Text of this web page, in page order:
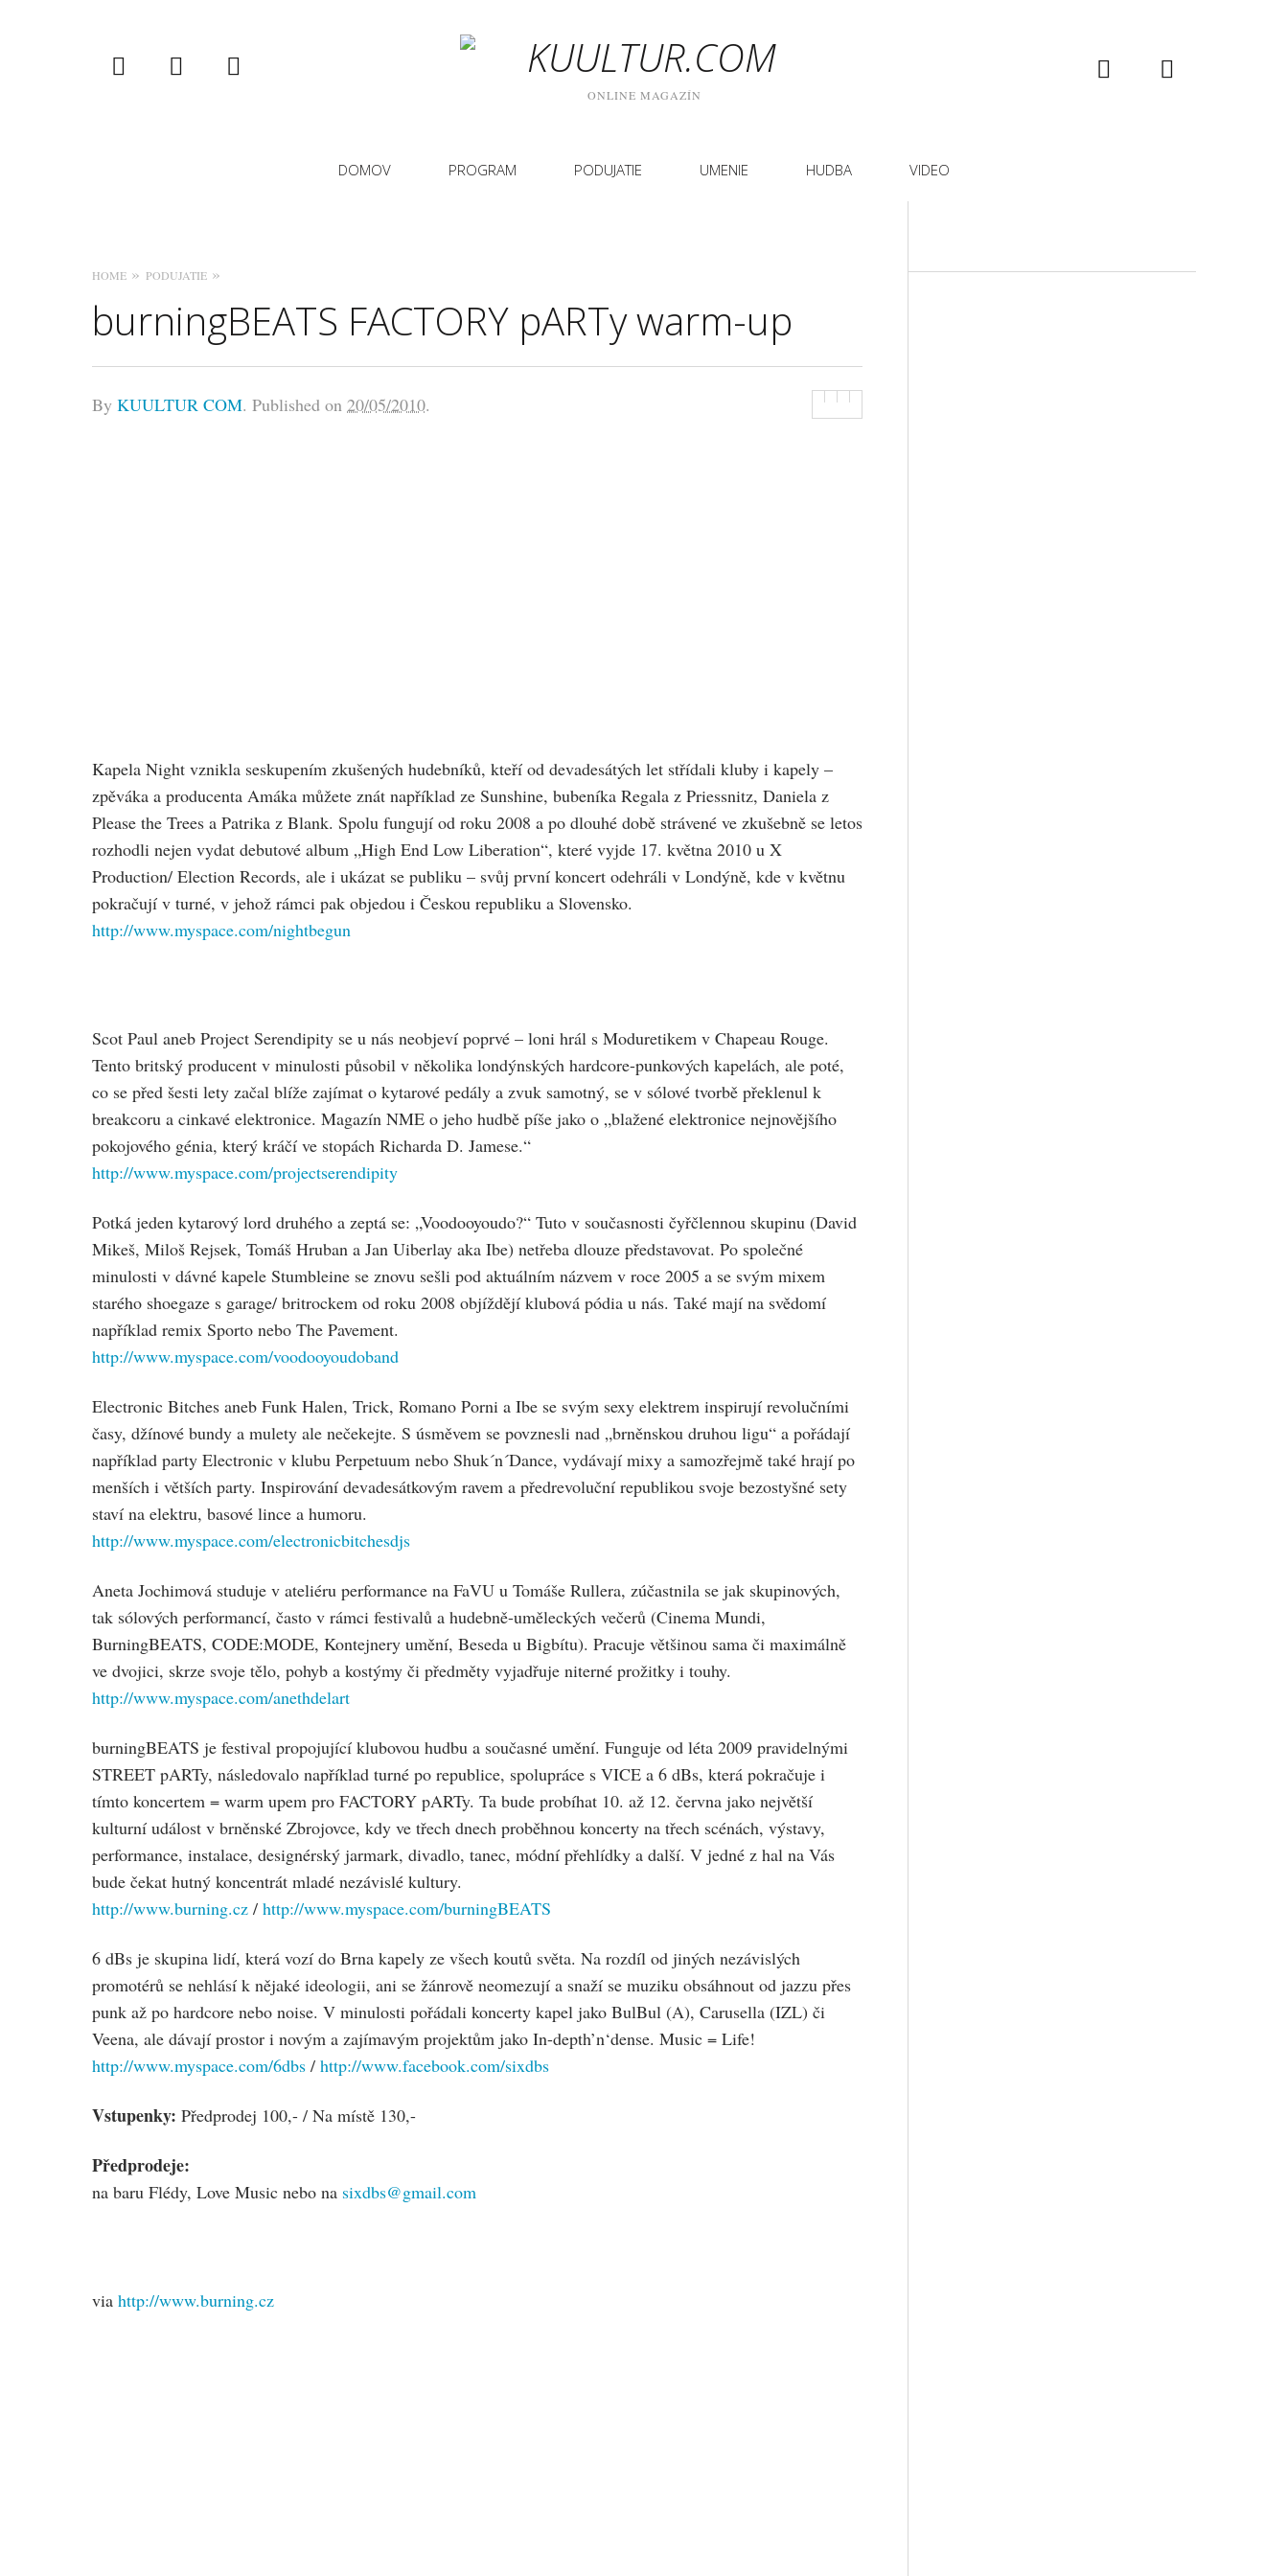
instagramfacebook
ONLINE MAGAZÍN
DOMOV PROGRAM PODUJATIE UMENIE HUDBA VIDEO
HOME PODUJATIE
burningBEATS FACTORY pARTy warm-up
By KUULTUR COM. Published on 20/05/2010.
Kapela Night vznikla seskupením zkušených hudebníků, kteří od devadesátých let střídali kluby i kapely –
zpěváka a producenta Amáka můžete znát například ze Sunshine, bubeníka Regala z Priessnitz, Daniela z
Please the Trees a Patrika z Blank. Spolu fungují od roku 2008 a po dlouhé době strávené ve zkušebně se letos
rozhodli nejen vydat debutové album „High End Low Liberation“, které vyjde 17. května 2010 u X
Production/ Election Records, ale i ukázat se publiku – svůj první koncert odehráli v Londýně, kde v květnu
pokračují v turné, v jehož rámci pak objedou i Českou republiku a Slovensko.
http://www.myspace.com/nightbegun
Scot Paul aneb Project Serendipity se u nás neobjeví poprvé – loni hrál s Moduretikem v Chapeau Rouge.
Tento britský producent v minulosti působil v několika londýnských hardcore-punkových kapelách, ale poté,
co se před šesti lety začal blíže zajímat o kytarové pedály a zvuk samotný, se v sólové tvorbě překlenul k
breakcoru a cinkavé elektronice. Magazín NME o jeho hudbě píše jako o „blažené elektronice nejnovějšího
pokojového génia, který kráčí ve stopách Richarda D. Jamese.“
http://www.myspace.com/projectserendipity
Potká jeden kytarový lord druhého a zeptá se: „Voodooyoudo?“ Tuto v současnosti čyřčlennou skupinu (David
Mikeš, Miloš Rejsek, Tomáš Hruban a Jan Uiberlay aka Ibe) netřeba dlouze představovat. Po společné
minulosti v dávné kapele Stumbleine se znovu sešli pod aktuálním názvem v roce 2005 a se svým mixem
starého shoegaze s garage/ britrockem od roku 2008 objíždějí klubová pódia u nás. Také mají na svědomí
například remix Sporto nebo The Pavement.
http://www.myspace.com/voodooyoudoband
Electronic Bitches aneb Funk Halen, Trick, Romano Porni a Ibe se svým sexy elektrem inspirují revolučními
časy, džínové bundy a mulety ale nečekejte. S úsměvem se povznesli nad „brněnskou druhou ligu“ a pořádají
například party Electronic v klubu Perpetuum nebo Shuk´n´Dance, vydávají mixy a samozřejmě také hrají po
menších i větších party. Inspirování devadesátkovým ravem a předrevoluční republikou svoje bezostyšné sety
staví na elektru, basové lince a humoru.
http://www.myspace.com/electronicbitchesdjs
Aneta Jochimová studuje v ateliéru performance na FaVU u Tomáše Rullera, zúčastnila se jak skupinových,
tak sólových performancí, často v rámci festivalů a hudebně-uměleckých večerů (Cinema Mundi,
BurningBEATS, CODE:MODE, Kontejnery umění, Beseda u Bigbítu). Pracuje většinou sama či maximálně
ve dvojici, skrze svoje tělo, pohyb a kostýmy či předměty vyjadřuje niterné prožitky i touhy.
http://www.myspace.com/anethdelart
burningBEATS je festival propojující klubovou hudbu a současné umění. Funguje od léta 2009 pravidelnými
STREET pARTy, následovalo například turné po republice, spolupráce s VICE a 6 dBs, která pokračuje i
tímto koncertem = warm upem pro FACTORY pARTy. Ta bude probíhat 10. až 12. června jako největší
kulturní událost v brněnské Zbrojovce, kdy ve třech dnech proběhnou koncerty na třech scénách, výstavy,
performance, instalace, designérský jarmark, divadlo, tanec, módní přehlídky a další. V jedné z hal na Vás
bude čekat hutný koncentrát mladé nezávislé kultury.
http://www.burning.cz / http://www.myspace.com/burningBEATS
6 dBs je skupina lidí, která vozí do Brna kapely ze všech koutů světa. Na rozdíl od jiných nezávislých
promotérů se nehlásí k nějaké ideologii, ani se žánrově neomezují a snaží se muziku obsáhnout od jazzu přes
punk až po hardcore nebo noise. V minulosti pořádali koncerty kapel jako BulBul (A), Carusella (IZL) či
Veena, ale dávají prostor i novým a zajímavým projektům jako In-depth’n‘dense. Music = Life!
http://www.myspace.com/6dbs / http://www.facebook.com/sixdbs
Vstupenky: Předprodej 100,- / Na místě 130,-
Předprodeje:
na baru Flédy, Love Music nebo na sixdbs@gmail.com
via http://www.burning.cz